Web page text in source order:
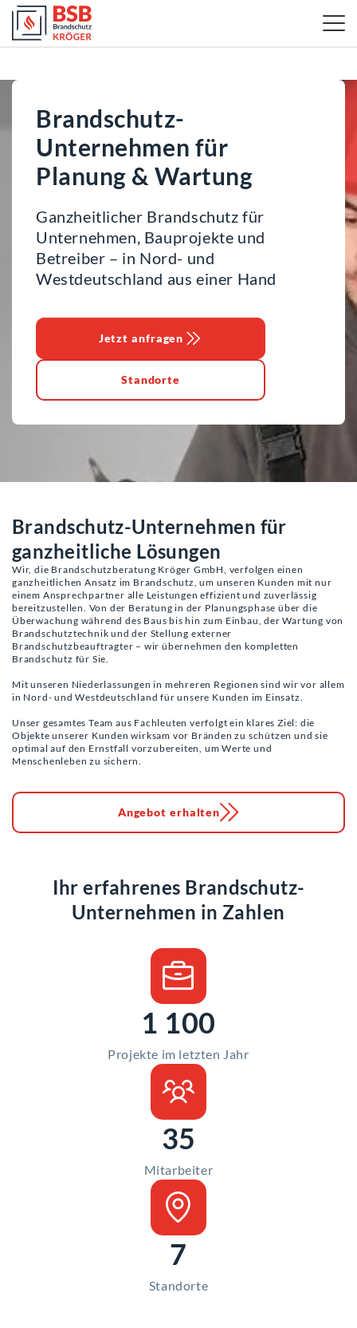
Brandschutz-
Unternehmen für
Planung & Wartung
Ganzheitlicher Brandschutz für
Unternehmen, Bauprojekte und
Betreiber – in Nord- und
Westdeutschland aus einer Hand
Jetzt anfragen
Standorte
Brandschutz-Unternehmen für
ganzheitliche Lösungen
Wir, die Brandschutzberatung Kröger GmbH, verfolgen einen
ganzheitlichen Ansatz im Brandschutz, um unseren Kunden mit nur
einem Ansprechpartner alle Leistungen effizient und zuverlässig
bereitzustellen. Von der Beratung in der Planungsphase über die
Überwachung während des Baus bis hin zum Einbau, der Wartung von
Brandschutztechnik und der Stellung externer
Brandschutzbeauftragter – wir übernehmen den kompletten
Brandschutz für Sie.
Mit unseren Niederlassungen in mehreren Regionen sind wir vor allem
in Nord- und Westdeutschland für unsere Kunden im Einsatz.
Unser gesamtes Team aus Fachleuten verfolgt ein klares Ziel: die
Objekte unserer Kunden wirksam vor Bränden zu schützen und sie
optimal auf den Ernstfall vorzubereiten, um Werte und
Menschenleben zu sichern.
Angebot erhalten
Ihr erfahrenes Brandschutz-
Unternehmen in Zahlen
1 100
Projekte im letzten Jahr
35
Mitarbeiter
7
Standorte